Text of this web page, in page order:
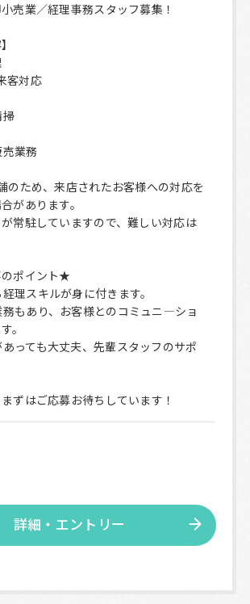
売業／経理事務スタッフ募集！
客対応
掃
業務
のため、来店されたお客様への対応を
があります。
常駐していますので、難しい対応は
ポイント★
理スキルが身に付きます。
もあり、お客様とのコミュニ―ショ
。
っても大丈夫、先輩スタッフのサポ
ずはご応募お待ちしています！
詳細・エントリー